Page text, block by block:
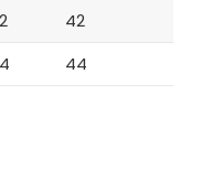
42
44